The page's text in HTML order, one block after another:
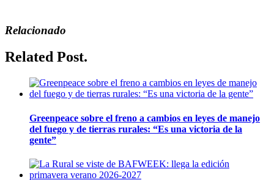
Relacionado
Related Post.
Greenpeace sobre el freno a cambios en leyes de manejo
del fuego y de tierras rurales: “Es una victoria de la
gente”